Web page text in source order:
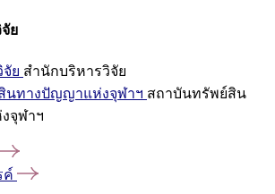
ย
ย สำนักบริหารวิจัย
นทางปัญญาแห่งจุฬาฯ สถาบันทรัพย์สิน
จุฬาฯ
ค์